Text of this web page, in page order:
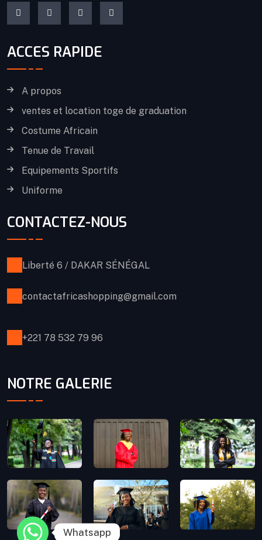
ACCES RAPIDE
A propos
ventes et location toge de graduation
Costume Africain
Tenue de Travail
Equipements Sportifs
Uniforme
CONTACTEZ-NOUS
Liberté 6 / DAKAR SÉNÉGAL
contactafricashopping@gmail.com
+221 78 532 79 96
NOTRE GALERIE
Whatsapp